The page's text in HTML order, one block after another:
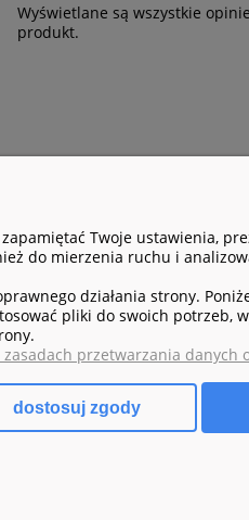
Wyświetlane są wszystkie
produkt.
Formy
Czas i
Czas
Twoje ustawienia,
do mierzenia ruchu i
działania strony.
pliki do swoich
przetwarzania
dostosuj zgody